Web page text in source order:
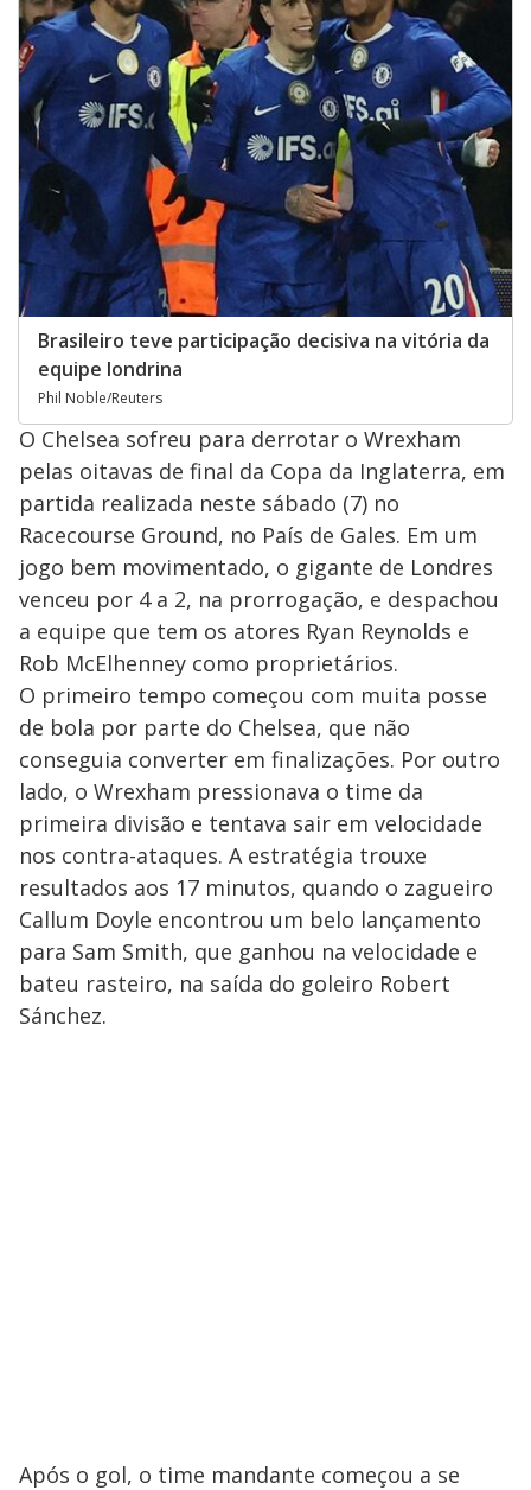
Brasileiro teve participação decisiva na vitória da
equipe londrina
Phil Noble/Reuters
O Chelsea sofreu para derrotar o Wrexham
pelas oitavas de final da Copa da Inglaterra, em
partida realizada neste sábado (7) no
Racecourse Ground, no País de Gales. Em um
jogo bem movimentado, o gigante de Londres
venceu por 4 a 2, na prorrogação, e despachou
a equipe que tem os atores Ryan Reynolds e
Rob McElhenney como proprietários.
O primeiro tempo começou com muita posse
de bola por parte do Chelsea, que não
conseguia converter em finalizações. Por outro
lado, o Wrexham pressionava o time da
primeira divisão e tentava sair em velocidade
nos contra-ataques. A estratégia trouxe
resultados aos 17 minutos, quando o zagueiro
Callum Doyle encontrou um belo lançamento
para Sam Smith, que ganhou na velocidade e
bateu rasteiro, na saída do goleiro Robert
Sánchez.
Após o gol, o time mandante começou a se